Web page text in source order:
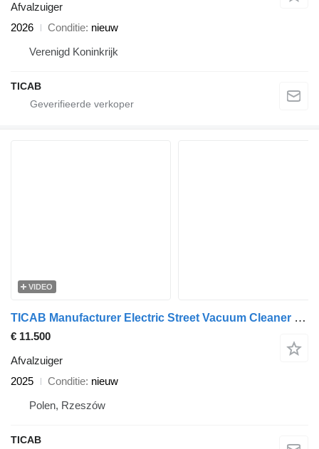
Afvalzuiger
2026
Conditie nieuw
Verenigd Koninkrijk
TICAB
VIDEO
TICAB Manufacturer Electric Street Vacuum Cleaner CITY ANT/Electric Va
€ 11.500
Afvalzuiger
2025
Conditie nieuw
Polen, Rzeszów
TICAB